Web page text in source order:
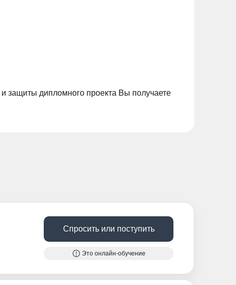
и защиты дипломного проекта Вы получаете
Спросить или поступить
Это онлайн-обучение